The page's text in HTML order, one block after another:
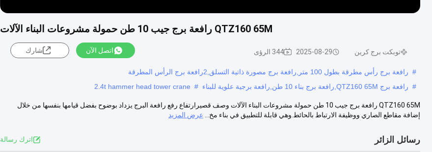
QTZ160 65M رافعة برج جيب 10 طن حمولة مشروعات البناء الآلات
توبكت برج كرين 2025-08-29 344 الرؤى اتصل الآن شارك
# رافعة برج رأس مطرقة بطول 100 متر,رافعة برج مصورة ذاتية التسلق,2رافعة برج الرأس المطرقة
# رافعة برج QTZ160 65M,رافعة برج بناء 10 طن,رافعة برجية علوية للبناء #
2.4t hammer head tower crane
QTZ160 65M رافعة برج جيب 10 طن حمولة مشروعات البناء الآلات وصف قصيرارتفاع رفع رافعة البرج يزداد بوضوح بفضل قيامها بنفسها من خلال
إضافة مقاطع الصاري ووظيفة الارتباط بالحائط.وهي قابلة للتطبيق في بناء مخ...
عرض المزيد
رسائل الزائر اترك رسالة